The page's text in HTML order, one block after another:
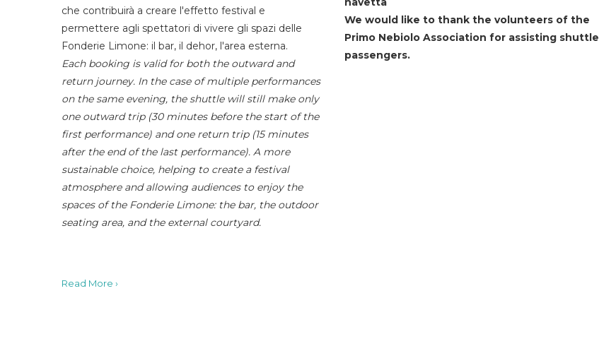
che contribuirà a creare l'effetto festival e
permettere agli spettatori di vivere gli spazi delle
Fonderie Limone: il bar, il dehor, l'area esterna.
Each booking is valid for both the outward and
return journey. In the case of multiple performances
on the same evening, the shuttle will still make only
one outward trip (30 minutes before the start of the
first performance) and one return trip (15 minutes
after the end of the last performance). A more
sustainable choice, helping to create a festival
atmosphere and allowing audiences to enjoy the
spaces of the Fonderie Limone: the bar, the outdoor
seating area, and the external courtyard.
We would like to thank the volunteers of the
Primo Nebiolo Association for assisting shuttle
passengers.
Read More ›